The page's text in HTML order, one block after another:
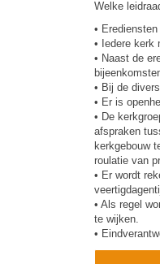
Welke
•
• Iedere kerk
• Naast de
• Bij de
• Er is
• De
afspraken
kerkgebouw
roulatie van
• Er wordt
• Als regel
te wijken.
•